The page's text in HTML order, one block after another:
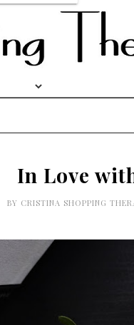
In Love
BY CRISTINA SHOPPING